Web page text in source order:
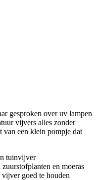
gesproken over uv lampen
vijvers alles zonder
van een klein pompje dat
tuinvijver
en moeras
goed te houden